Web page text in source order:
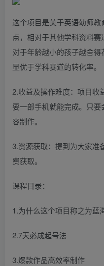
这个项目是关于英语幼师
点，相对于其他学科资料
对于年龄越小的孩子越舍
显优于学科赛道的转化率。
2.收益及操作难度：项目收
要一部手机就能完成。只
容制作。
3.资源获取：提到为大家准
费获取。
课程目录：
1.为什么这个项目称之为蓝
2.7天必成起号法
3.爆款作品高效率制作